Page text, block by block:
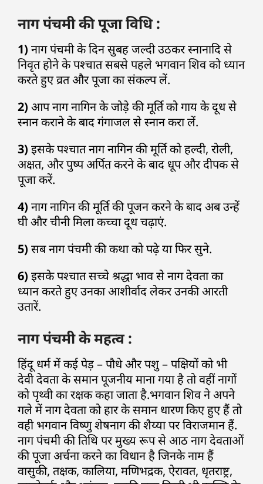
नाग पंचमी की पूजा विधि :
1) नाग पंचमी के दिन सुबह जल्दी उठकर स्नानादि से
निवृत होने के पश्चात सबसे पहले भगवान शिव को ध्यान
करते हुए व्रत और पूजा का संकल्प लें.
2) आप नाग नागिन के जोड़े की मूर्ति को गाय के दूध से
स्नान कराने के बाद गंगाजल से स्नान करा लें.
3) इसके पश्चात नाग नागिन की मूर्ति को हल्दी, रोली,
अक्षत, और पुष्प अर्पित करने के बाद धूप और दीपक से
पूजा करें.
4) नाग नागिन की मूर्ति की पूजन करने के बाद अब उन्हें
घी और चीनी मिला कच्चा दूध चढ़ाएं.
5) सब नाग पंचमी की कथा को पढ़े या फिर सुने.
6) इसके पश्चात सच्चे श्रद्धा भाव से नाग देवता का
ध्यान करते हुए उनका आशीर्वाद लेकर उनकी आरती
उतारें.
नाग पंचमी के महत्व :
हिंदू धर्म में कई पेड़ – पौधे और पशु – पक्षियों को भी
देवी देवता के समान पूजनीय माना गया है तो वहीं नागों
को पृथ्वी का रक्षक कहा जाता है.भगवान शिव ने अपने
गले में नाग देवता को हार के समान धारण किए हुए हैं तो
वही भगवान विष्णु शेषनाग की शैय्या पर विराजमान हैं.
नाग पंचमी की तिथि पर मुख्य रूप से आठ नाग देवताओं
की पूजा अर्चना करने का विधान है जिनके नाम हैं
वासुकी, तक्षक, कालिया, मणिभद्रक, ऐरावत, धृतराष्ट्र,